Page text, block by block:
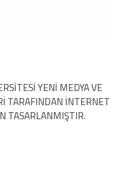
YENİ MEDYA VE
TARAFINDAN İNTERNET
TASARLANMIŞTIR.